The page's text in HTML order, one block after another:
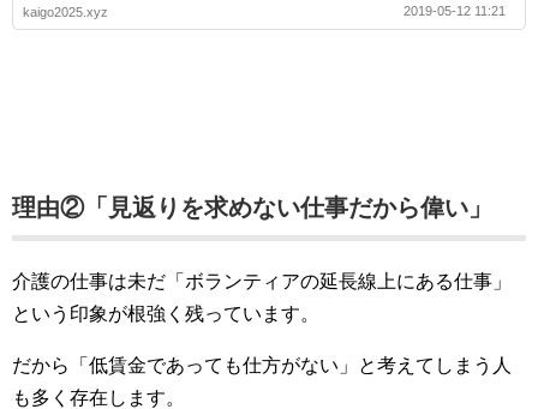
kaigo2025.xyz 2019-05-12 11:21
理由②「見返りを求めない仕事だから偉い」
介護の仕事は未だ「ボランティアの延長線上にある仕事」
という印象が根強く残っています。
だから「低賃金であっても仕方がない」と考えてしまう人
も多く存在します。